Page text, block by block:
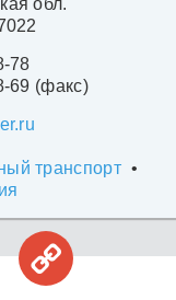
обл.
78
69 (факс)
транспорт •
